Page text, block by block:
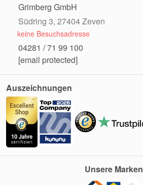
Grimberg GmbH
Südring 3, 27404 Zeven
keine Besuchsadresse
04281 / 71 99 100
[email protected]
Auszeichnungen
Unsere Marken